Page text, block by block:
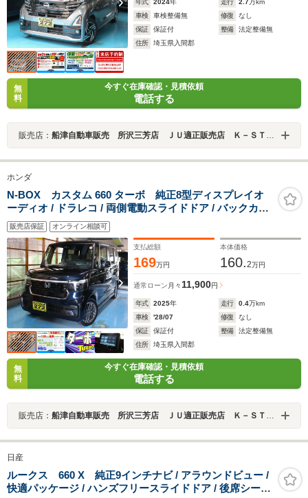
年式 2024年 走行 2.7万km
車検
車検整備無 修復
なし
保証
保証付 整備
法定整備無
住所
埼玉県入間郡
無
料
今すぐ在庫確認・見積依頼
電話する
販売店： 船津自動車販売 所沢三芳店 ＪＵ適正販売店 Ｋ－ＳＴＡＧＥ２７２
ホンダ
N-BOX カスタム 660 ターボ 純正8型ディスプレイオ
ーディオ / ドラレコ / 両側電動スライドドア / バックカメ
ラ / 渋滞追従機能付ACC / 電子パーキング / LEDヘッドラ
イト / シートヒーター / キーフリー / プッシュスタート /
走行3671km
販売店保証 オンライン相談可
支払総額
169万円
本体価格
160.2万円
通常ローン 月々11,900円
年式 2025年 走行 0.4万km
車検
'28/07 修復
なし
保証
保証付 整備
法定整備無
住所
埼玉県入間郡
無
料
今すぐ在庫確認・見積依頼
電話する
販売店： 船津自動車販売 所沢三芳店 ＪＵ適正販売店 Ｋ－ＳＴＡＧＥ２７２
日産
ルークス 660 X 純正9インチナビ / アラウンドビュー /
快適パッケージ / ハンズフリースライドドア / 後席シーリ